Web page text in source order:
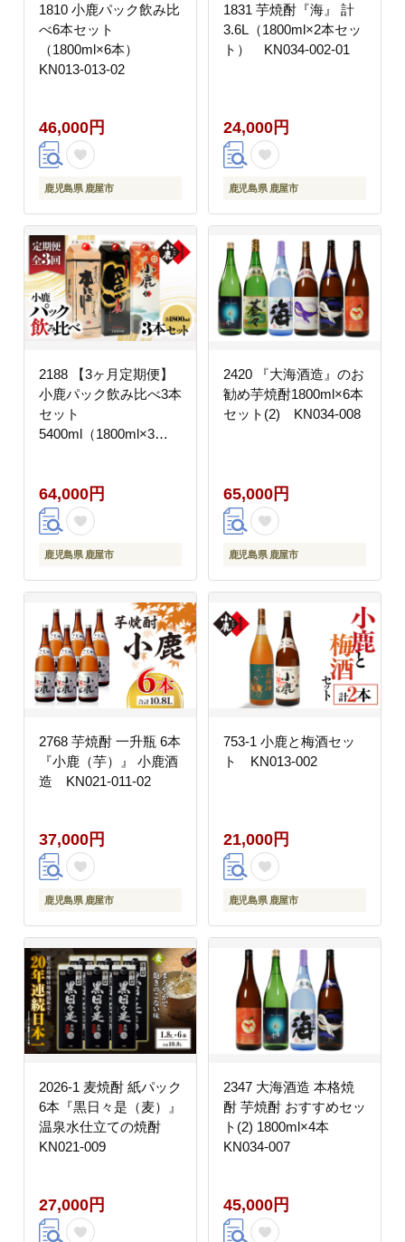
1810 小鹿パック飲み比
べ6本セット
（1800ml×6本）
KN013-013-02
46,000円
鹿児島県 鹿屋市
1831 芋焼酎『海』 計
3.6L（1800ml×2本セッ
ト） KN034-002-01
24,000円
鹿児島県 鹿屋市
2188 【3ヶ月定期便】
小鹿パック飲み比べ3本
セット
5400ml（1800ml×3
64,000円
鹿児島県 鹿屋市
2420 『大海酒造』のお
勧め芋焼酎1800ml×6本
セット(2) KN034-008
65,000円
鹿児島県 鹿屋市
2768 芋焼酎 一升瓶 6本
『小鹿（芋）』 小鹿酒
造 KN021-011-02
37,000円
鹿児島県 鹿屋市
753-1 小鹿と梅酒セッ
ト KN013-002
21,000円
鹿児島県 鹿屋市
2026-1 麦焼酎 紙パック
6本『黒日々是（麦）』
温泉水仕立ての焼酎
KN021-009
27,000円
2347 大海酒造 本格焼
酎 芋焼酎 おすすめセッ
ト(2) 1800ml×4本
KN034-007
45,000円